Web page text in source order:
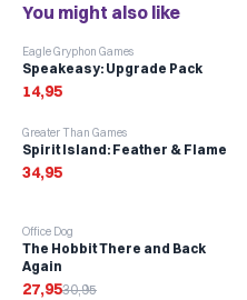
You might also like
Eagle Gryphon Games
Speakeasy: Upgrade Pack
14,95
Greater Than Games
Spirit Island: Feather & Flame
34,95
-10 %
Office Dog
The Hobbit There and Back
Again
27,9530,95